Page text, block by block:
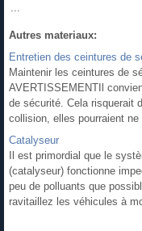
...
Autres materiaux:
Entretien des ceintures de
Maintenir les ceintures de
AVERTISSEMENTIl
de sécurité. Cela risquerait
collision, elles pourraient ne
Catalyseur
Il est primordial que le
(catalyseur) fonctionne
peu de polluants que
ravitaillez les véhicules à